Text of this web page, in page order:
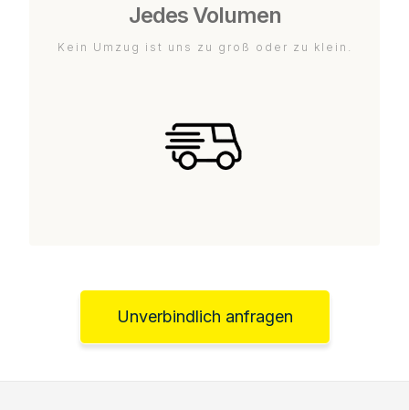
Jedes Volumen
Kein Umzug ist uns zu groß oder zu klein.
Unverbindlich anfragen